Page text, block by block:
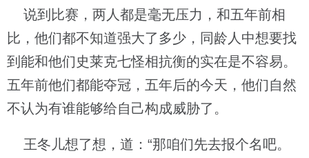
说到比赛，两人都是毫无压力，和五年前相
比，他们都不知道强大了多少，同龄人中想要找
到能和他们史莱克七怪相抗衡的实在是不容易。
五年前他们都能夺冠，五年后的今天，他们自然
不认为有谁能够给自己构成威胁了。
王冬儿想了想，道：“那咱们先去报个名吧。